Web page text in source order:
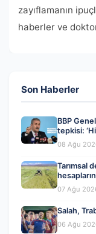
zayıflamanın
haberler ve
Son Haberler
BBP
tepkisi:
08 Ağu
Tarımsal
07 Ağu
Salah,
06 Ağu